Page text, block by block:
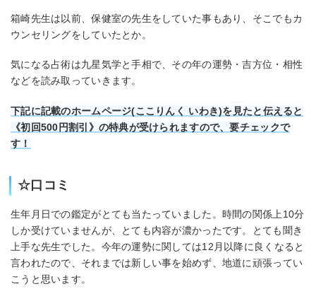
箱崎先生は以前、保健室の先生をしていた事もあり、そこでもカ
ウンセリングをしていたとか。
気になる占術は九星気学と手相で、その年の運勢・吉方位・相性
などを読み取っていきます。
下記に記載のホームページ(ここりんく いわき)を見たと伝えると
《初回500円割引》の特典が受けられますので、要チェックで
す！
☆口コミ
生年月日での鑑定がとても当たっていました。時間の関係上10分
しか受けていませんが、とても内容が濃かったです。とても聞き
上手な先生でした。今年の運勢に関しては12月以降に良くなると
言われたので、それまでは新しい事を始めず、地道に頑張ってい
こうと思います。